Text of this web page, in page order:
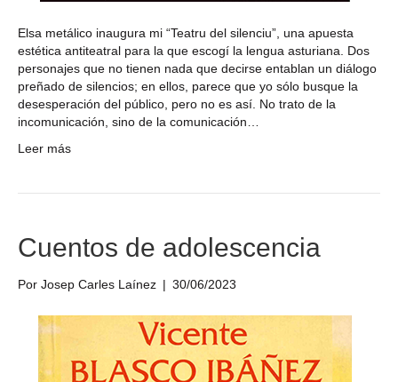
Elsa metálico inaugura mi “Teatru del silenciu”, una apuesta
estética antiteatral para la que escogí la lengua asturiana. Dos
personajes que no tienen nada que decirse entablan un diálogo
preñado de silencios; en ellos, parece que yo sólo busque la
desesperación del público, pero no es así. No trato de la
incomunicación, sino de la comunicación…
Leer más
Cuentos de adolescencia
Por Josep Carles Laínez | 30/06/2023